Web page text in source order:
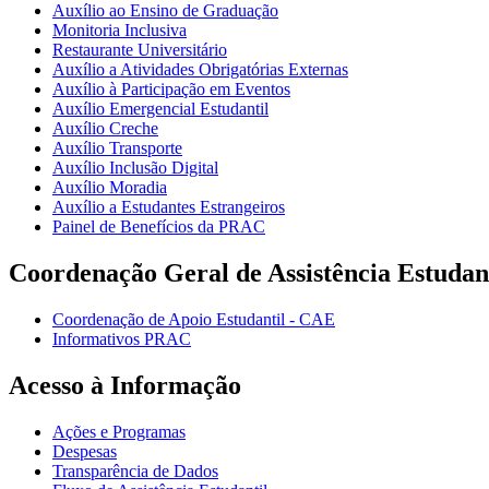
Auxílio ao Ensino de Graduação
Monitoria Inclusiva
Restaurante Universitário
Auxílio a Atividades Obrigatórias Externas
Auxílio à Participação em Eventos
Auxílio Emergencial Estudantil
Auxílio Creche
Auxílio Transporte
Auxílio Inclusão Digital
Auxílio Moradia
Auxílio a Estudantes Estrangeiros
Painel de Benefícios da PRAC
Coordenação Geral de Assistência
Coordenação de Apoio Estudantil - CAE
Informativos PRAC
Acesso à Informação
Ações e Programas
Despesas
Transparência de Dados